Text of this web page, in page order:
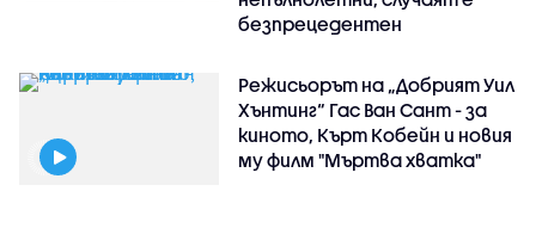
безпрецедентен
Режисьорът на „Добрият Уил
Хънтинг“ Гас Ван Сант - за
киното, Кърт Кобейн и новия
му филм "Мъртва хватка"